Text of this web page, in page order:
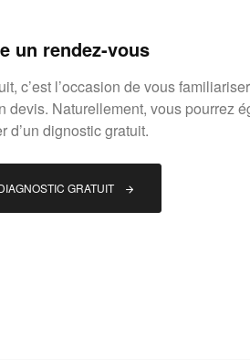
un rendez-vous
c’est l’occasion de vous
devis. Naturellement, vous pourrez
d’un dignostic gratuit.
GRATUIT